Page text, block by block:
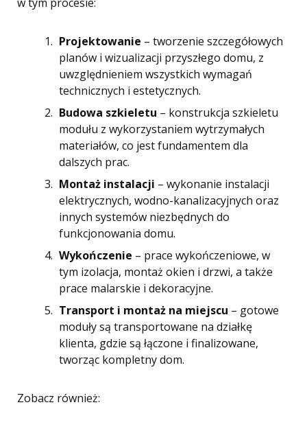
Projektowanie – tworzenie szczegółowych
planów i wizualizacji przyszłego domu, z
uwzględnieniem wszystkich wymagań
technicznych i estetycznych.
Budowa szkieletu – konstrukcja szkieletu
modułu z wykorzystaniem wytrzymałych
materiałów, co jest fundamentem dla
dalszych prac.
Montaż instalacji – wykonanie instalacji
elektrycznych, wodno-kanalizacyjnych oraz
innych systemów niezbędnych do
funkcjonowania domu.
Wykończenie – prace wykończeniowe, w
tym izolacja, montaż okien i drzwi, a także
prace malarskie i dekoracyjne.
Transport i montaż na miejscu – gotowe
moduły są transportowane na działkę
klienta, gdzie są łączone i finalizowane,
tworząc kompletny dom.
Zobacz również: